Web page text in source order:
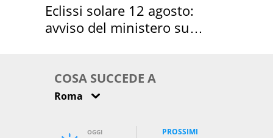
Eclissi solare 12 agosto:
avviso del ministero su